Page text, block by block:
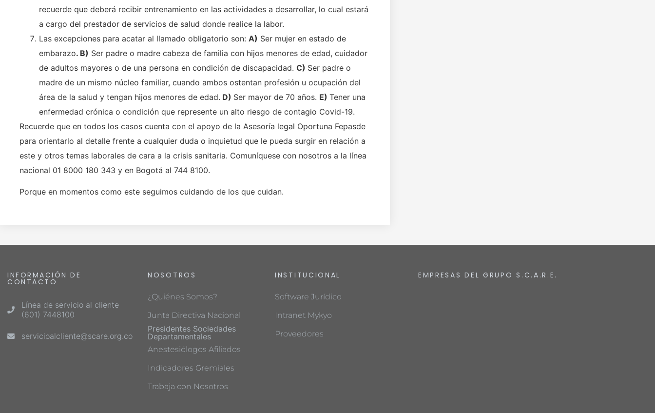
recuerde que deberá recibir entrenamiento en las actividades a desarrollar, lo cual estará
a cargo del prestador de servicios de salud donde realice la labor.
Las excepciones para acatar al llamado obligatorio son: A) Ser mujer en estado de
embarazo. B) Ser padre o madre cabeza de familia con hijos menores de edad, cuidador
de adultos mayores o de una persona en condición de discapacidad. C) Ser padre o
madre de un mismo núcleo familiar, cuando ambos ostentan profesión u ocupación del
área de la salud y tengan hijos menores de edad. D) Ser mayor de 70 años. E) Tener una
enfermedad crónica o condición que represente un alto riesgo de contagio Covid-19.
Recuerde que en todos los casos cuenta con el apoyo de la Asesoría legal Oportuna Fepasde
para orientarlo al detalle frente a cualquier duda o inquietud que le pueda surgir en relación a
este y otros temas laborales de cara a la crisis sanitaria. Comuníquese con nosotros a la línea
nacional 01 8000 180 343 y en Bogotá al 744 8100.
Porque en momentos como este seguimos cuidando de los que cuidan.
INFORMACIÓN DE
CONTACTO
Línea de servicio al cliente
(601) 7448100
servicioalcliente@scare.org.co
NOSOTROS
¿Quiénes Somos?
Junta Directiva Nacional
Presidentes Sociedades
Departamentales
Anestesiólogos Afiliados
Indicadores Gremiales
Trabaja con Nosotros
INSTITUCIONAL
Software Jurídico
Intranet Mykyo
Proveedores
EMPRESAS DEL GRUPO S.C.A.R.E.